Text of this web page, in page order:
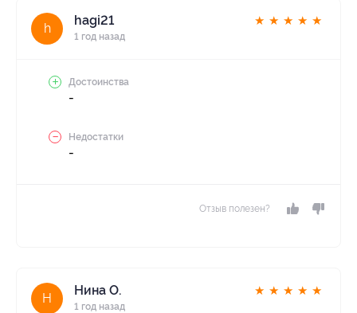
h
hagi21
1 год назад
★ ★ ★ ★ ★
Достоинства
-
Недостатки
-
Отзыв полезен?
Н
Нина О.
1 год назад
★ ★ ★ ★ ★